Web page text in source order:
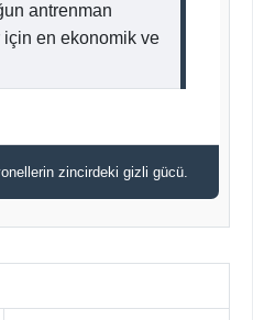
antrenman
en ekonomik ve
zincirdeki gizli gücü.